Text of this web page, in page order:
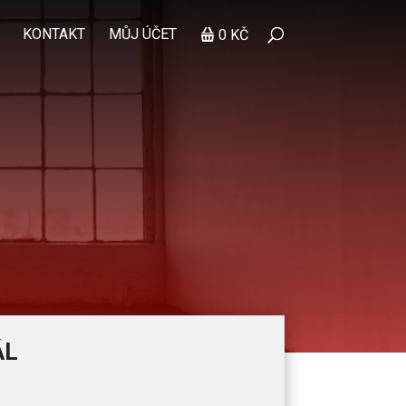
KONTAKT MŮJ ÚČET 0 KČ